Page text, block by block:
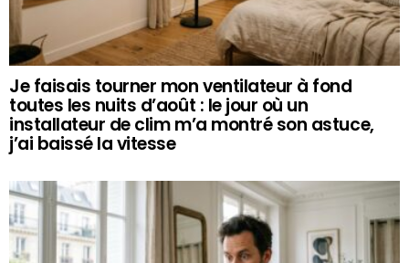
Je faisais tourner mon ventilateur à fond
toutes les nuits d’août : le jour où un
installateur de clim m’a montré son astuce,
j’ai baissé la vitesse